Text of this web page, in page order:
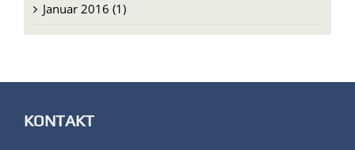
Januar 2016 (1)
KONTAKT